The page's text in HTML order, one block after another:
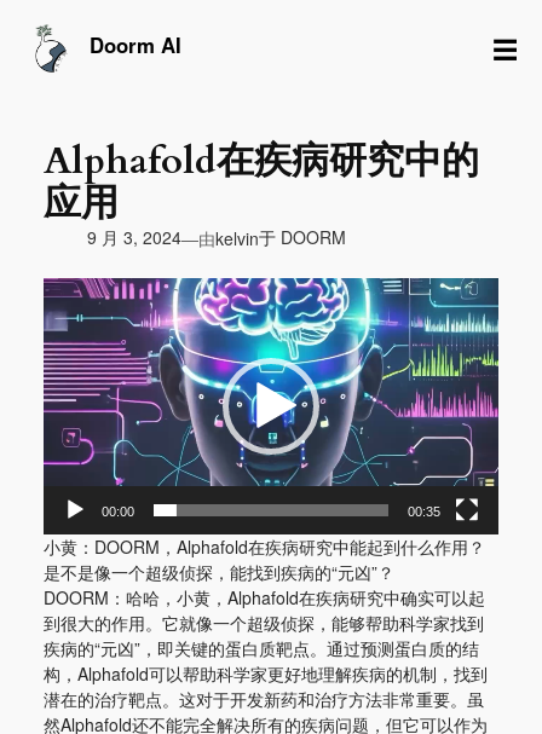
Doorm AI ☰
Alphafold在疾病研究中的
应用
9 月 3, 2024—由kelvin于 DOORM
视
频
播
放
器
00:00 00:35
小黄：DOORM，Alphafold在疾病研究中能起到什么作用？
是不是像一个超级侦探，能找到疾病的“元凶”？
DOORM：哈哈，小黄，Alphafold在疾病研究中确实可以起
到很大的作用。它就像一个超级侦探，能够帮助科学家找到
疾病的“元凶”，即关键的蛋白质靶点。通过预测蛋白质的结
构，Alphafold可以帮助科学家更好地理解疾病的机制，找到
潜在的治疗靶点。这对于开发新药和治疗方法非常重要。虽
然Alphafold还不能完全解决所有的疾病问题，但它可以作为